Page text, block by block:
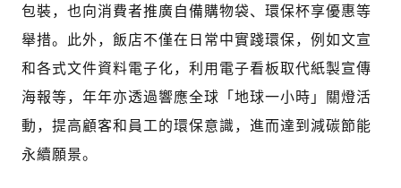
包裝，也向消費者推廣自備購物袋、環保杯享優惠等
舉措。此外，飯店不僅在日常中實踐環保，例如文宣
和各式文件資料電子化，利用電子看板取代紙製宣傳
海報等，年年亦透過響應全球「地球一小時」關燈活
動，提高顧客和員工的環保意識，進而達到減碳節能
永續願景。